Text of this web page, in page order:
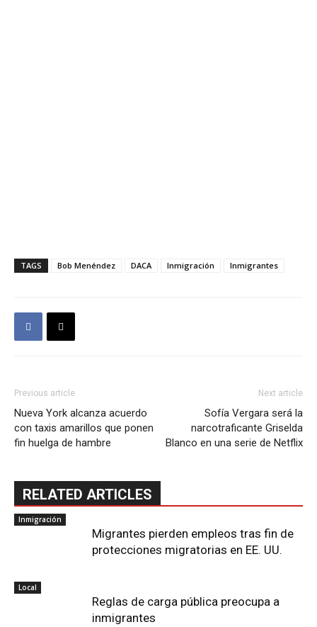
TAGS Bob Menéndez DACA Inmigración Inmigrantes
Previous article
Nueva York alcanza acuerdo
con taxis amarillos que ponen
fin huelga de hambre
Next article
Sofía Vergara será la
narcotraficante Griselda
Blanco en una serie de Netflix
RELATED ARTICLES
Inmigración
Migrantes pierden empleos tras fin de
protecciones migratorias en EE. UU.
Local
Reglas de carga pública preocupa a
inmigrantes